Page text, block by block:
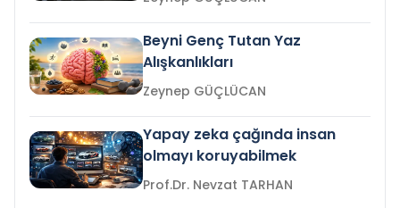
Beyni Genç Tutan Yaz
Alışkanlıkları
Zeynep GÜÇLÜCAN
Yapay zeka çağında insan
olmayı koruyabilmek
Prof.Dr. Nevzat TARHAN